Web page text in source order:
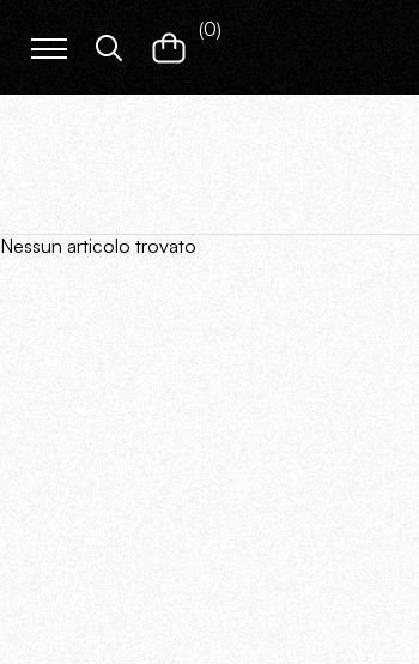
(0)
Nessun articolo trovato